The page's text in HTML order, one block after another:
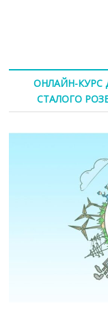
ОНЛАЙН-КУРС
СТАЛОГО